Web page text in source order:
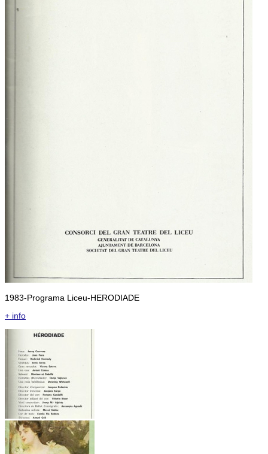
1983-Programa Liceu-HERODIADE
+ info